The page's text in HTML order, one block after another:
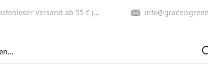
Versand ab 55 € (NL, BE) info@graceisgreen.com